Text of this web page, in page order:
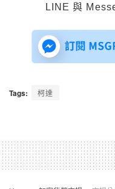
LINE 與
Tags: 柯達